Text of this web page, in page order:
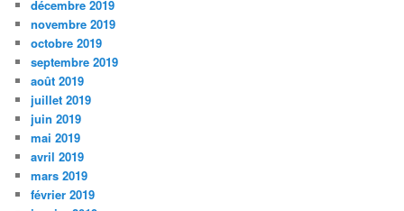
décembre 2019
novembre 2019
octobre 2019
septembre 2019
août 2019
juillet 2019
juin 2019
mai 2019
avril 2019
mars 2019
février 2019